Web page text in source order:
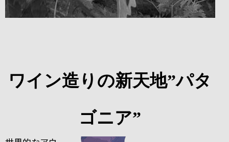
ワイン造りの新天地”パタ
ゴニア”